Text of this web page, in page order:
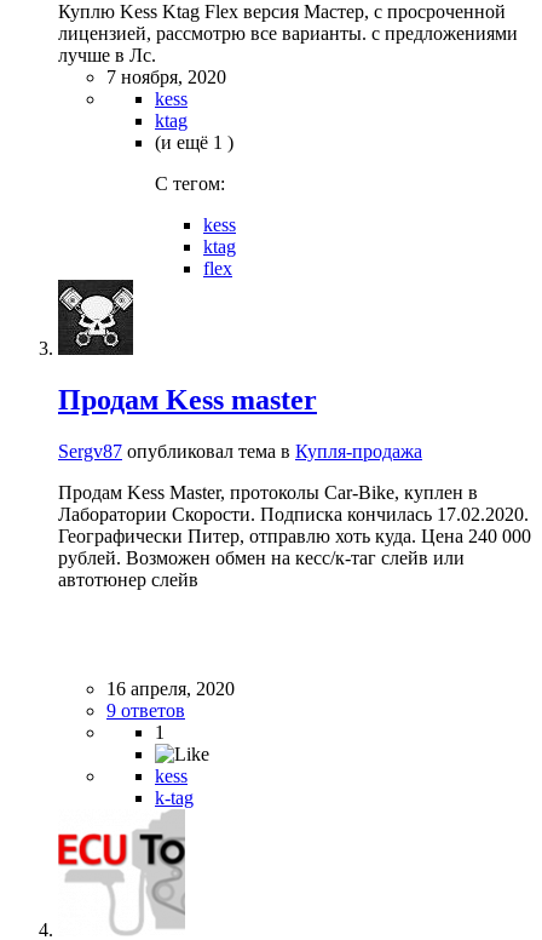
Куплю Kess Ktag Flex версия Мастер, с просроченной
лицензией, рассмотрю все варианты. с предложениями
лучше в Лс.
7 ноября, 2020
kess
ktag
(и ещё 1 )
C тегом:
kess
ktag
flex
Продам Kess master
Sergv87 опубликовал тема в Купля-продажа
Продам Kess Master, протоколы Car-Bike, куплен в
Лаборатории Скорости. Подписка кончилась 17.02.2020.
Географически Питер, отправлю хоть куда. Цена 240 000
рублей. Возможен обмен на кесс/к-таг слейв или
автотюнер слейв
16 апреля, 2020
9 ответов
1
kess
k-tag